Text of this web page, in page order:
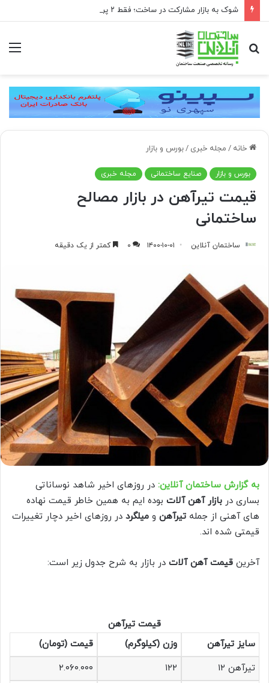
جستجو
برای
خانه / مجله خبری /بورس و بازار
بورس و بازار صنایع ساختمانی مجله خبری
قیمت تیرآهن در بازار مصالح
ساختمانی
ساختمان آنلاین ۱۴۰۰-۱۰-۰۱ ۰ کمتر از یک دقیقه
به گزارش ساختمان آنلاین: در روزهای اخیر شاهد نوساناتی
بساری در بازار آهن آلات بوده ایم به همین خاطر قیمت نهاده
های آهنی از جمله تیرآهن و میلگرد در روزهای اخیر دچار تغییرات
قیمتی شده اند.
آخرین قیمت آهن آلات در بازار به شرح جدول زیر است:
قیمت تیرآهن
سایز تیرآهن
وزن (کیلوگرم)
قیمت (تومان)
تیرآهن ۱۲
۱۲۲
۲.۰۶۰.۰۰۰